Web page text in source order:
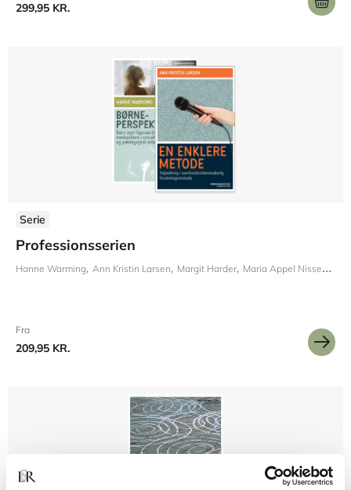
299,95 KR.
Serie
Professionsserien
Hanne Warming Ann Kristin Larsen Margit Harder Maria Appel Nissen
Fra
209,95 KR.